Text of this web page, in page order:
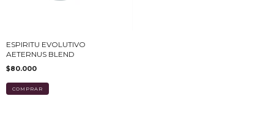
ESPIRITU EVOLUTIVO
AETERNUS BLEND
$80.000